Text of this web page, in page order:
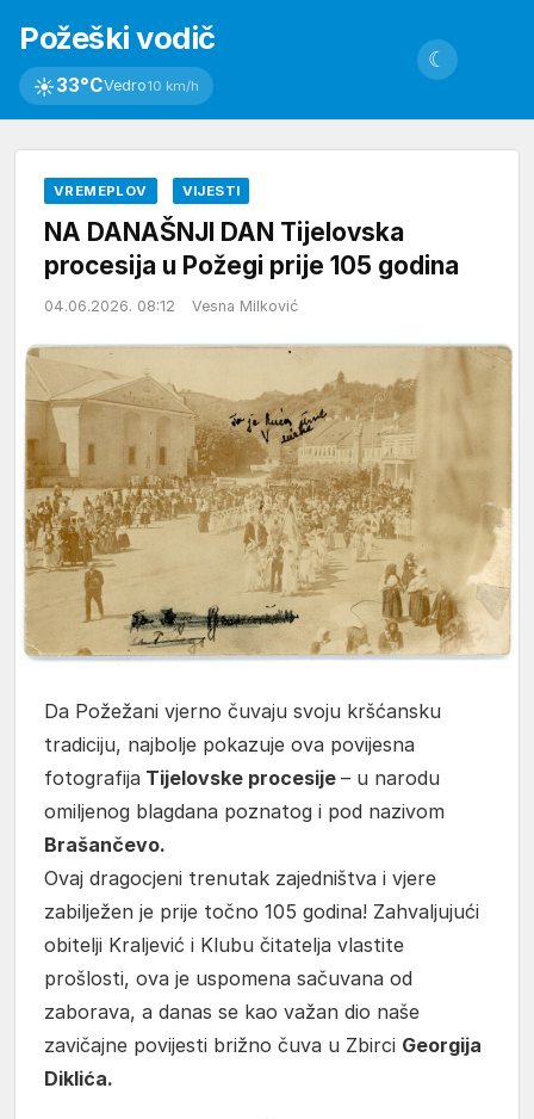
Požeški vodič
☀33°CVedro10 km/h
☾
VREMEPLOV VIJESTI
NA DANAŠNJI DAN Tijelovska
procesija u Požegi prije 105 godina
04.06.2026. 08:12 Vesna Milković
Da Požežani vjerno čuvaju svoju kršćansku
tradiciju, najbolje pokazuje ova povijesna
fotografija Tijelovske procesije – u narodu
omiljenog blagdana poznatog i pod nazivom
Brašančevo.
Ovaj dragocjeni trenutak zajedništva i vjere
zabilježen je prije točno 105 godina! Zahvaljujući
obitelji Kraljević i Klubu čitatelja vlastite
prošlosti, ova je uspomena sačuvana od
zaborava, a danas se kao važan dio naše
zavičajne povijesti brižno čuva u Zbirci Georgija
Diklića.